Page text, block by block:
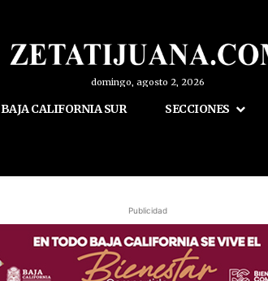
domingo, agosto 2, 2026
BAJA CALIFORNIA SUR SECCIONES
Publicidad